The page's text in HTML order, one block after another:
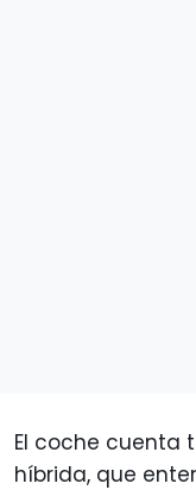
El coche cuenta
híbrida, que